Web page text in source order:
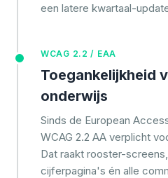
een latere kwartaal-
WCAG 2.2 / EAA
Toegankelijkheid
onderwijs
Sinds de European
WCAG 2.2 AA verplicht
Dat raakt rooster-
cijferpagina's én alle